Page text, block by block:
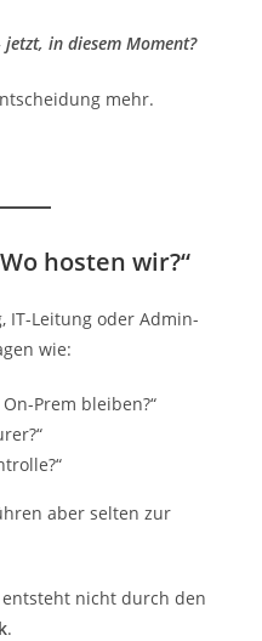
in diesem Moment?
mehr.
hosten wir?“
IT-Leitung oder Admin-
wie:
Prem bleiben?“
aber selten zur
entsteht nicht durch den
.